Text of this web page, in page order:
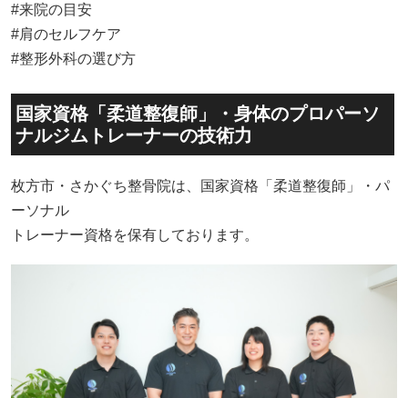
#来院の目安
#肩のセルフケア
#整形外科の選び方
国家資格「柔道整復師」・身体のプロパーソ
ナルジムトレーナーの技術力
枚方市・さかぐち整骨院は、国家資格「柔道整復師」・パ
ーソナル
トレーナー資格を保有しております。